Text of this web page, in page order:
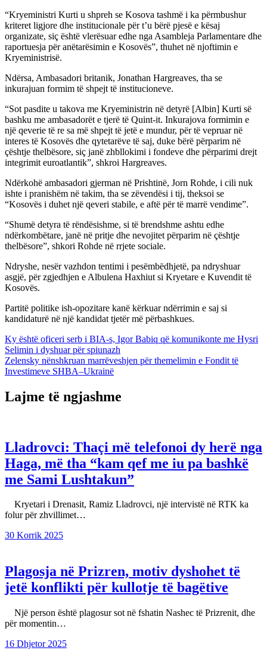
“Kryeministri Kurti u shpreh se Kosova tashmë i ka përmbushur
kriteret ligjore dhe institucionale për t’u bërë pjesë e kësaj
organizate, siç është vlerësuar edhe nga Asambleja Parlamentare dhe
raportuesja për anëtarësimin e Kosovës”, thuhet në njoftimin e
Kryeministrisë.
Ndërsa, Ambasadori britanik, Jonathan Hargreaves, tha se
inkurajuan formim të shpejt të institucioneve.
“Sot pasdite u takova me Kryeministrin në detyrë [Albin] Kurti së
bashku me ambasadorët e tjerë të Quint-it. Inkurajova formimin e
një qeverie të re sa më shpejt të jetë e mundur, për të vepruar në
interes të Kosovës dhe qytetarëve të saj, duke bërë përparim në
çështje thelbësore, siç janë zhbllokimi i fondeve dhe përparimi drejt
integrimit euroatlantik”, shkroi Hargreaves.
Ndërkohë ambasadori gjerman në Prishtinë, Jorn Rohde, i cili nuk
ishte i pranishëm në takim, tha se zëvendësi i tij, theksoi se
“Kosovës i duhet një qeveri stabile, e aftë për të marrë vendime”.
“Shumë detyra të rëndësishme, si të brendshme ashtu edhe
ndërkombëtare, janë në pritje dhe nevojitet përparim në çështje
thelbësore”, shkori Rohde në rrjete sociale.
Ndryshe, nesër vazhdon tentimi i pesëmbëdhjetë, pa ndryshuar
asgjë, për zgjedhjen e Albulena Haxhiut si Kryetare e Kuvendit të
Kosovës.
Partitë politike ish-opozitare kanë kërkuar ndërrimin e saj si
kandidaturë në një kandidat tjetër më përbashkues.
Lëvizje
te
postimet
Ky është oficeri serb i BIA-s, Igor Babiq që komunikonte me Hysri
Selimin i dyshuar për spiunazh
Zelensky nënshkruan marrëveshjen për themelimin e Fondit të
Investimeve SHBA–Ukrainë
Lajme të ngjashme
Lladrovci: Thaçi më telefonoi dy herë nga
Haga, më tha “kam qef me iu pa bashkë
me Sami Lushtakun”
Kryetari i Drenasit, Ramiz Lladrovci, një intervistë në RTK ka
folur për zhvillimet…
30 Korrik 2025
Plagosja në Prizren, motiv dyshohet të
jetë konflikti për kullotje të bagëtive
Një person është plagosur sot në fshatin Nashec të Prizrenit, dhe
për momentin…
16 Dhjetor 2025